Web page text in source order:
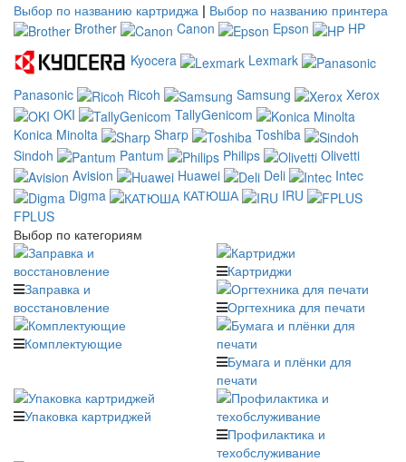
Выбор по названию картриджа | Выбор по названию принтера
Brother
Canon Epson
HP
Kyocera
Lexmark
Panasonic
Ricoh Samsung
Xerox
OKI
TallyGenicom
Konica Minolta
Sharp
Toshiba
Sindoh
Pantum Philips
Olivetti
Avision
Huawei Deli
Intec
Digma
КАТЮША
IRU
FPLUS
Выбор по категориям
Заправка и
восстановление
Картриджи
Оргтехника для печати
Комплектующие
Бумага и плёнки для
печати
Упаковка картриджей
Профилактика и
техобслуживание